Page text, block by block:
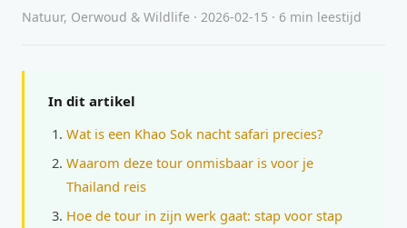
Natuur, Oerwoud & Wildlife · 2026-02-15 · 6 min leestijd
In dit artikel
Wat is een Khao Sok nacht safari precies?
Waarom deze tour onmisbaar is voor je
Thailand reis
Hoe de tour in zijn werk gaat: stap voor stap